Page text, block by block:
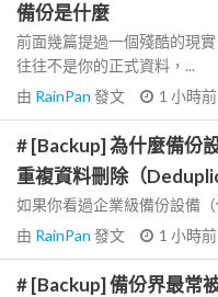
備份是什麼
前面幾篇提過一個殘酷的現
往往不是你的正式資料，...
由 RainPan 發文 1 小時前
# [Backup] 為什麼備份
重複資料刪除（
如果你看過企業級備份設備
由 RainPan 發文 1 小時前
# [Backup] 備份界最常